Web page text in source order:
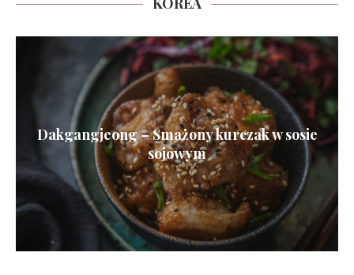
Dakgangjeong – Smażony kurczak w sosie
sojowym